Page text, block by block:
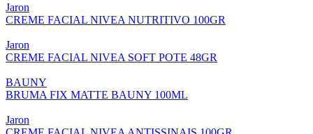
Jaron
CREME FACIAL NIVEA NUTRITIVO 100GR
Jaron
CREME FACIAL NIVEA SOFT POTE 48GR
BAUNY
BRUMA FIX MATTE BAUNY 100ML
Jaron